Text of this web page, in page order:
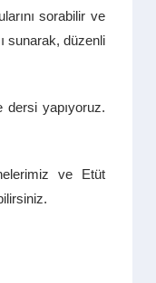
sorabilir ve
sunarak, düzenli
yapıyoruz.
ve Etüt